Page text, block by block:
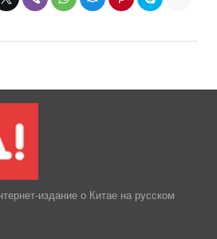
издание о Китае на русском